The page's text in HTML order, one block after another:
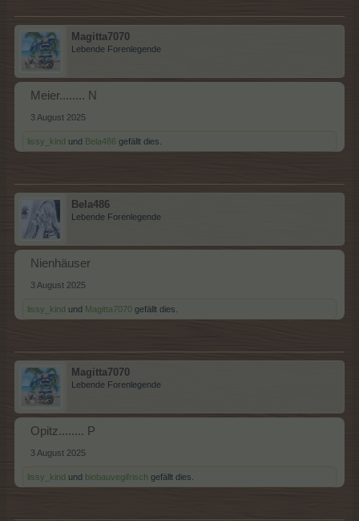
Magitta7070
Lebende Forenlegende
Meier........ N
3 August 2025
lissy_kind und Bela486 gefällt dies.
Bela486
Lebende Forenlegende
Nienhäuser
3 August 2025
lissy_kind und Magitta7070 gefällt dies.
Magitta7070
Lebende Forenlegende
Opitz........ P
3 August 2025
lissy_kind und biobauvegifrisch gefällt dies.